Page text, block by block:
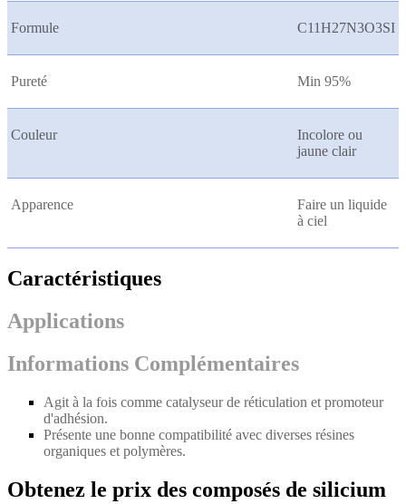
Formule C11H27N3O3SI
Pureté Min 95%
Couleur
Incolore ou
jaune clair
Apparence
Faire un liquide
à ciel
Caractéristiques
Applications
Informations Complémentaires
Agit à la fois comme catalyseur de réticulation et promoteur
d'adhésion.
Présente une bonne compatibilité avec diverses résines
organiques et polymères.
Obtenez le prix des composés de silicium